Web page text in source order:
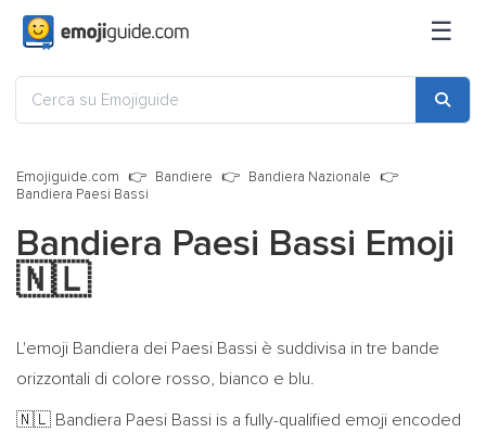
☰
Emojiguide.com Bandiere
Bandiera Nazionale
Bandiera Paesi Bassi
Bandiera Paesi Bassi Emoji
🇳🇱
L'emoji Bandiera dei Paesi Bassi è suddivisa in tre bande
orizzontali di colore rosso, bianco e blu.
🇳🇱 Bandiera Paesi Bassi is a fully-qualified emoji encoded